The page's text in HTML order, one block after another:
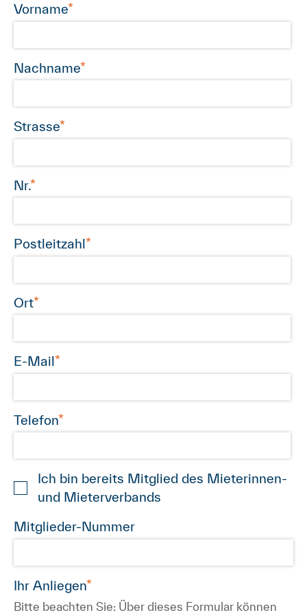
Vorname
Nachname
Strasse
Nr.
Postleitzahl
Ort
E-Mail
Telefon
Ich bin bereits Mitglied des Mieterinnen-
und Mieterverbands
Mitglieder-Nummer
Ihr Anliegen
Bitte beachten Sie: Über dieses Formular können